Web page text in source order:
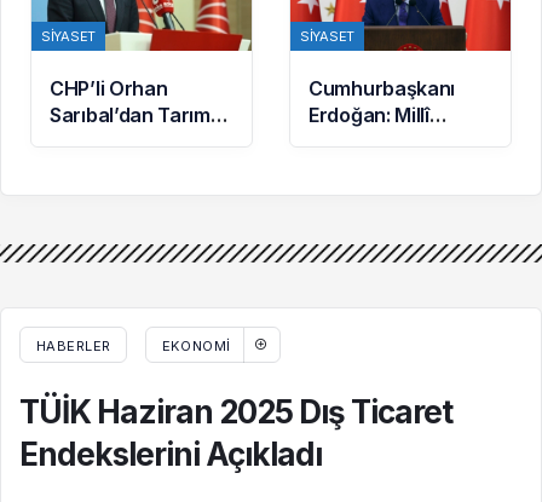
SIYASET
CHP’li Orhan
Sarıbal’dan Tarım
ve Ekonomi
Kaderiyle Baş Başa
SIYASET
Cumhurbaşkanı
Erdoğan: Millî
Dayanışma ve
Bütünleşmenin
Dair Kanun Teklifi
HABERLER EKONOMI
TÜİK Haziran 2025 Dış Ticaret
Endekslerini Açıkladı